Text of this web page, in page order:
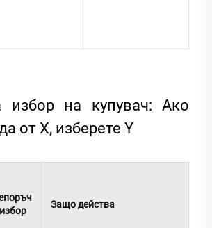
избор на купувач: Ако
от X, изберете Y
Защо действа